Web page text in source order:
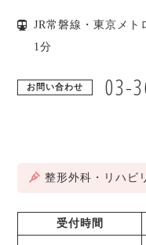
JR常磐線・東京メト
1分
お問い合わせ 03-
整形外科・リハビ
受付時間